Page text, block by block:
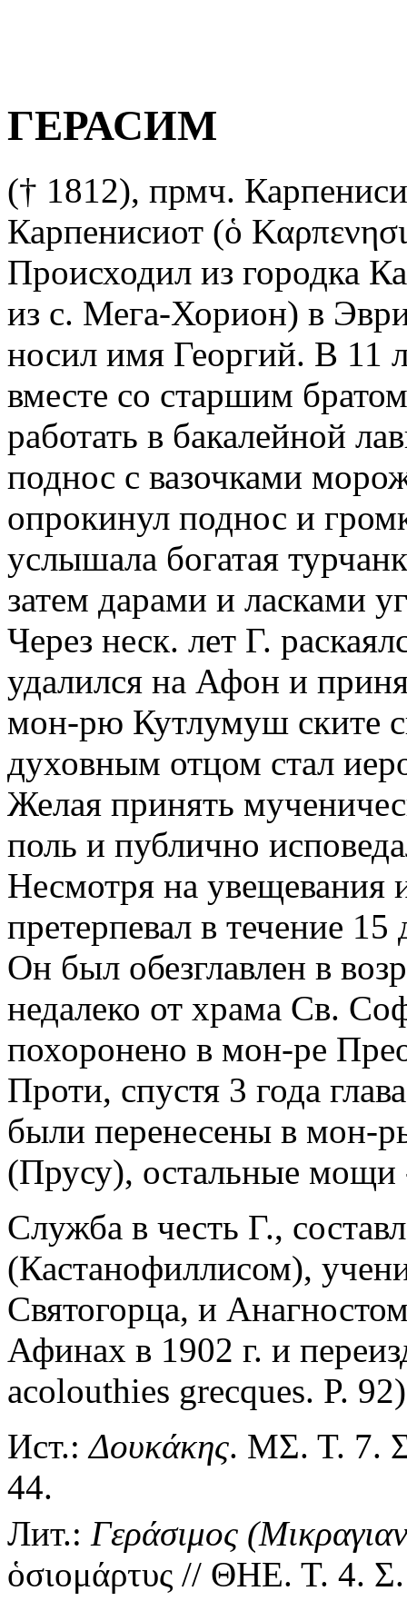
ГЕРАСИМ
(† 1812), прмч.
Карпенисиот (ὁ
Происходил из городка
из с. Мега-Хорион) в
носил имя Георгий. В 11
вместе со старшим
работать в бакалейной
поднос с вазочками
опрокинул поднос и
услышала богатая
затем дарами и ласками
Через неск. лет Г.
удалился на Афон и
мон-рю Кутлумуш ските
духовным отцом стал
Желая принять
поль и публично
Несмотря на увещевания
претерпевал в течение
Он был обезглавлен в
недалеко от храма Св.
похоронено в мон-ре
Проти, спустя 3 года
были перенесены в мон-
(Прусу), остальные
Служба в честь Г.,
(Кастанофиллисом),
Святогорца, и
Афинах в 1902 г. и
acolouthies grecques. P.
Ист.:Δουκάκης. ΜΣ. Τ. 7.
44.
Лит.: Γεράσιμος
ὁσιομάρτυς // ΘΗΕ. Τ. 4.